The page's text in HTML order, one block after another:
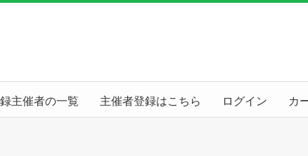
主催者の一覧 主催者登録はこちら ログイン カ